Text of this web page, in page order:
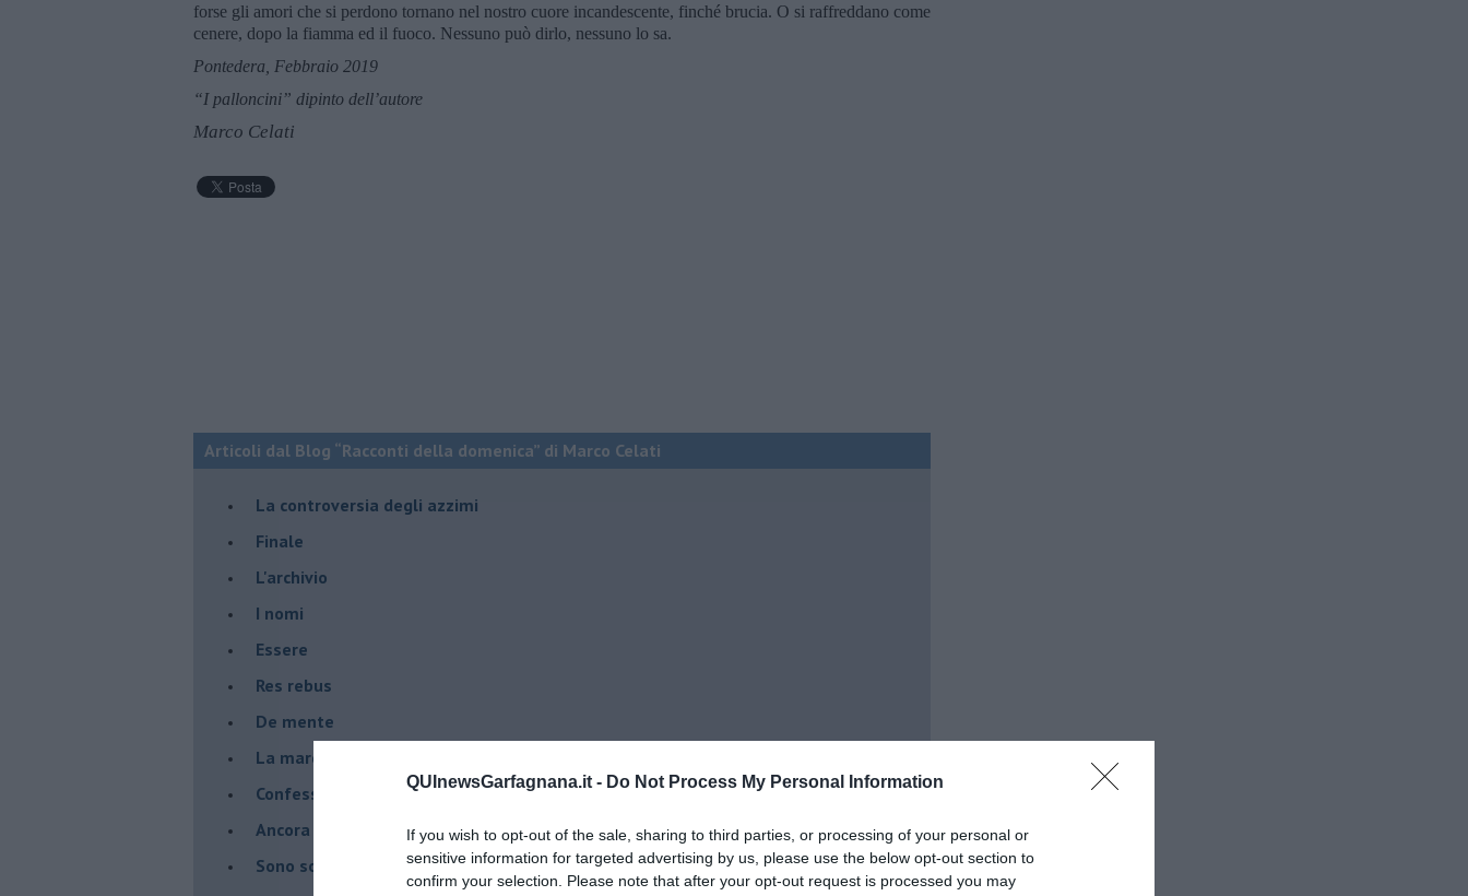
QUInewsGarfagnana.it - Do Not Process My Personal Information
If you wish to opt-out of the sale, sharing to third parties, or processing of your personal or
sensitive information for targeted advertising by us, please use the below opt-out section to
confirm your selection. Please note that after your opt-out request is processed you may
forse gli amori che si perdono tornano nel nostro cuore incandescente, finché brucia. O si raffreddano come
cenere, dopo la fiamma ed il fuoco. Nessuno può dirlo, nessuno lo sa.
Pontedera, Febbraio 2019
“I palloncini” dipinto dell’autore
Marco Celati
Articoli dal Blog “Racconti della domenica” di Marco Celati
La controversia degli azzimi
Finale
L'archivio
I nomi
Essere
Res rebus
De mente
La marcia
Confessioni del pappagallo
Ancora pensieri & disordine
Sono solo parole